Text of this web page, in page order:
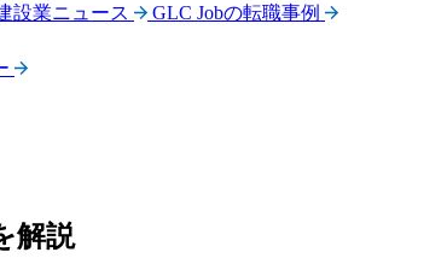
設業ニュース
GLC Jobの転職事例
解説